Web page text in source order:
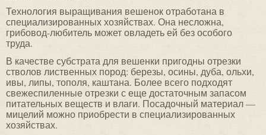
Технология выращивания вешенок отработана в
специализированных хозяйствах. Она несложна,
грибовод-любитель может овладеть ей без особого
труда.
В качестве субстрата для вешенки пригодны отрезки
стволов лиственных пород: березы, осины, дуба, ольхи,
ивы, липы, тополя, каштана. Более всего подходят
свежеспиленные отрезки с еще достаточным запасом
питательных веществ и влаги. Посадочный материал —
мицелий можно приобрести в специализированных
хозяйствах.